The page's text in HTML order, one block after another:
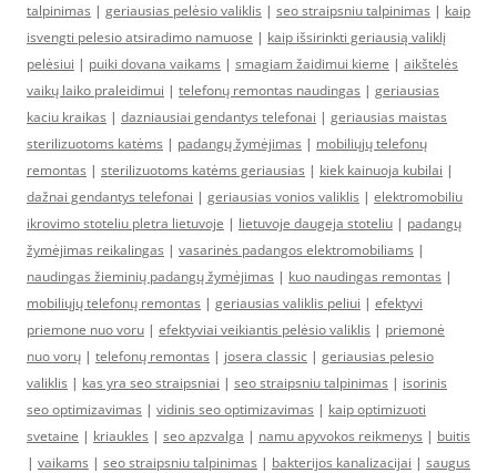
talpinimas | geriausias pelėsio valiklis | seo straipsniu talpinimas | kaip
isvengti pelesio atsiradimo namuose | kaip išsirinkti geriausią valiklį
pelėsiui | puiki dovana vaikams | smagiam žaidimui kieme | aikštelės
vaikų laiko praleidimui | telefonų remontas naudingas | geriausias
kaciu kraikas | dazniausiai gendantys telefonai | geriausias maistas
sterilizuotoms katėms | padangų žymėjimas | mobiliųjų telefonų
remontas | sterilizuotoms katėms geriausias | kiek kainuoja kubilai |
dažnai gendantys telefonai | geriausias vonios valiklis | elektromobiliu
ikrovimo stoteliu pletra lietuvoje | lietuvoje daugeja stoteliu | padangų
žymėjimas reikalingas | vasarinės padangos elektromobiliams |
naudingas žieminių padangų žymėjimas | kuo naudingas remontas |
mobiliųjų telefonų remontas | geriausias valiklis peliui | efektyvi
priemone nuo voru | efektyviai veikiantis pelėsio valiklis | priemonė
nuo vorų | telefonų remontas | josera classic | geriausias pelesio
valiklis | kas yra seo straipsniai | seo straipsniu talpinimas | isorinis
seo optimizavimas | vidinis seo optimizavimas | kaip optimizuoti
svetaine | kriaukles | seo apzvalga | namu apyvokos reikmenys | buitis
| vaikams | seo straipsniu talpinimas | bakterijos kanalizacijai | saugus